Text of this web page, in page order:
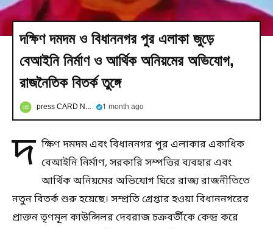
দক্ষিণ দমদম ও বিধাননগর পুর এলাকা জুড়ে
বেআইনি নির্মাণ ও আর্থিক অনিয়মের অভিযোগ,
রাজনৈতিক বিতর্ক তুঙ্গে
press CARD NEWS 1 month ago
দ ক্ষিণ দমদম এবং বিধাননগর পুর এলাকার একাধিক
বেআইনি নির্মাণ, সরকারি সম্পত্তির ব্যবহার এবং
আর্থিক অনিয়মের অভিযোগ ঘিরে রাজ্য রাজনীতিতে
নতুন বিতর্ক শুরু হয়েছে। সম্প্রতি গ্রেপ্তার হওয়া বিধাননগরের
প্রাক্তন তৃণমূল কাউন্সিলর দেবরাজ চক্রবর্তীকে কেন্দ্র করে